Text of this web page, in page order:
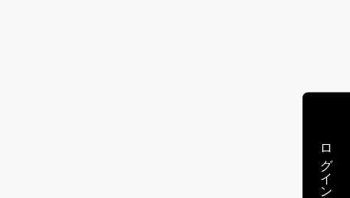
ログイン